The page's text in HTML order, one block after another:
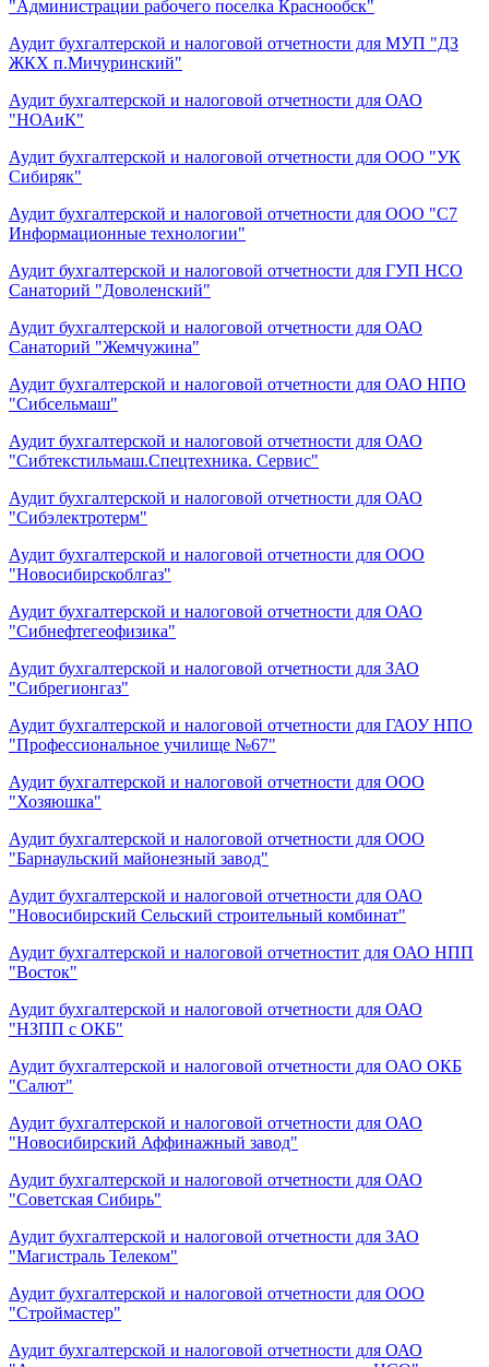
"Администрации рабочего поселка Краснообск"
Аудит бухгалтерской и налоговой отчетности для МУП "ДЗ
ЖКХ п.Мичуринский"
Аудит бухгалтерской и налоговой отчетности для ОАО
"НОАиК"
Аудит бухгалтерской и налоговой отчетности для ООО "УК
Сибиряк"
Аудит бухгалтерской и налоговой отчетности для ООО "С7
Информационные технологии"
Аудит бухгалтерской и налоговой отчетности для ГУП НСО
Санаторий "Доволенский"
Аудит бухгалтерской и налоговой отчетности для ОАО
Санаторий "Жемчужина"
Аудит бухгалтерской и налоговой отчетности для ОАО НПО
"Сибсельмаш"
Аудит бухгалтерской и налоговой отчетности для ОАО
"Сибтекстильмаш.Спецтехника. Сервис"
Аудит бухгалтерской и налоговой отчетности для ОАО
"Сибэлектротерм"
Аудит бухгалтерской и налоговой отчетности для ООО
"Новосибирскоблгаз"
Аудит бухгалтерской и налоговой отчетности для ОАО
"Сибнефтегеофизика"
Аудит бухгалтерской и налоговой отчетности для ЗАО
"Сибрегионгаз"
Аудит бухгалтерской и налоговой отчетности для ГАОУ НПО
"Профессиональное училище №67"
Аудит бухгалтерской и налоговой отчетности для ООО
"Хозяюшка"
Аудит бухгалтерской и налоговой отчетности для ООО
"Барнаульский майонезный завод"
Аудит бухгалтерской и налоговой отчетности для ОАО
"Новосибирский Сельский строительный комбинат"
Аудит бухгалтерской и налоговой отчетностит для ОАО НПП
"Восток"
Аудит бухгалтерской и налоговой отчетности для ОАО
"НЗПП с ОКБ"
Аудит бухгалтерской и налоговой отчетности для ОАО ОКБ
"Салют"
Аудит бухгалтерской и налоговой отчетности для ОАО
"Новосибирский Аффинажный завод"
Аудит бухгалтерской и налоговой отчетности для ОАО
"Советская Сибирь"
Аудит бухгалтерской и налоговой отчетности для ЗАО
"Магистраль Телеком"
Аудит бухгалтерской и налоговой отчетности для ООО
"Строймастер"
Аудит бухгалтерской и налоговой отчетности для ОАО